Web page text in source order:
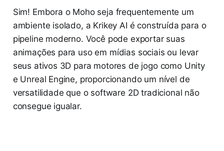
Sim! Embora o Moho seja frequentemente um
ambiente isolado, a Krikey AI é construída para o
pipeline moderno. Você pode exportar suas
animações para uso em mídias sociais ou levar
seus ativos 3D para motores de jogo como Unity
e Unreal Engine, proporcionando um nível de
versatilidade que o software 2D tradicional não
consegue igualar.